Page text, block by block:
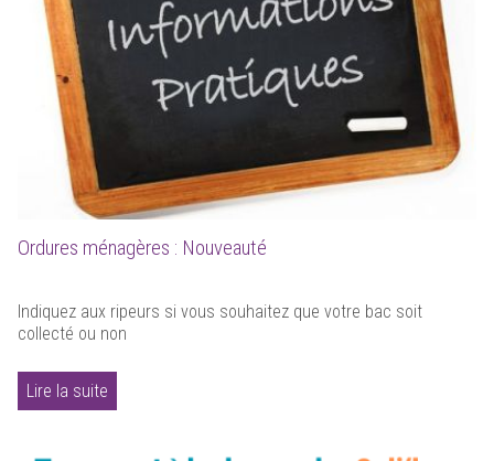
Ordures ménagères : Nouveauté
Indiquez aux ripeurs si vous souhaitez que votre bac soit
collecté ou non
Lire la suite